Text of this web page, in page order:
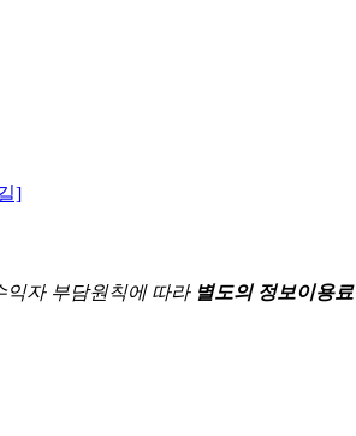
]
익자 부담원칙에 따라 별도의 정보이용